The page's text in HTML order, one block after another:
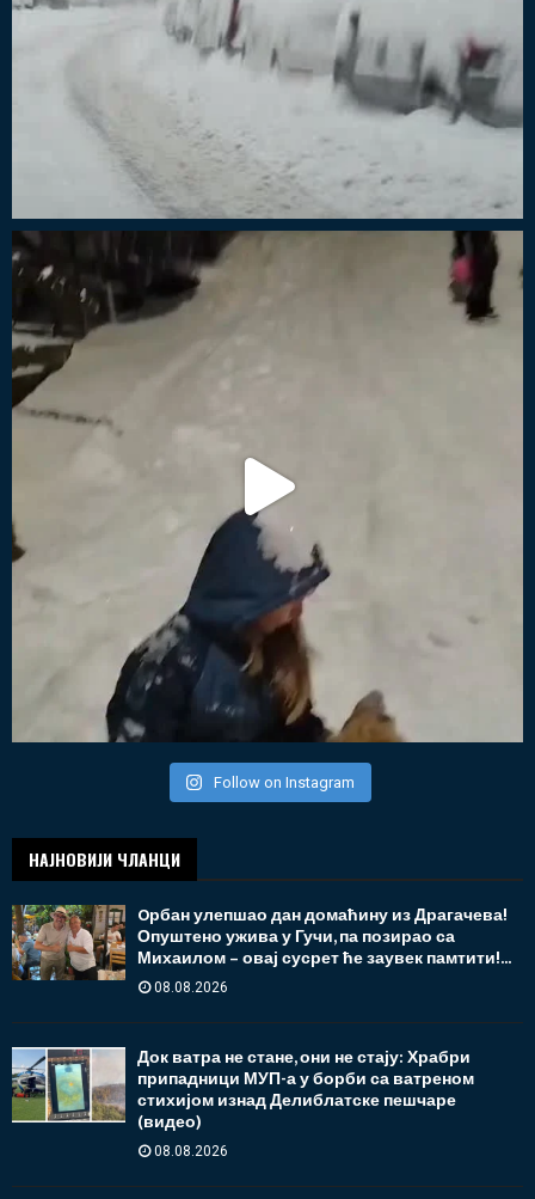
Follow on Instagram
НАЈНОВИЈИ ЧЛАНЦИ
Oрбан улепшао дан домаћину из Драгачева!
Опуштено ужива у Гучи, па позирао са
Михаилом – овај сусрет ће заувек памтити!...
08.08.2026
Док ватра не стане, они не стају: Храбри
припадници МУП-а у борби са ватреном
стихијом изнад Делиблатске пешчаре
(видео)
08.08.2026